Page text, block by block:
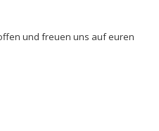
und freuen uns auf euren